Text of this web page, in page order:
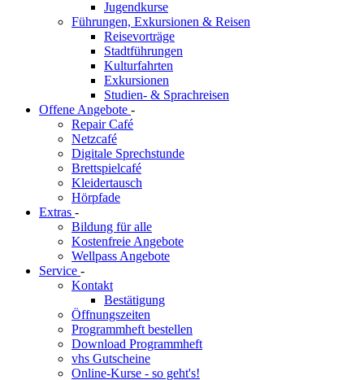
Jugendkurse
Führungen, Exkursionen & Reisen
Reisevorträge
Stadtführungen
Kulturfahrten
Exkursionen
Studien- & Sprachreisen
Offene Angebote -
Repair Café
Netzcafé
Digitale Sprechstunde
Brettspielcafé
Kleidertausch
Hörpfade
Extras -
Bildung für alle
Kostenfreie Angebote
Wellpass Angebote
Service -
Kontakt
Bestätigung
Öffnungszeiten
Programmheft bestellen
Download Programmheft
vhs Gutscheine
Online-Kurse - so geht's!